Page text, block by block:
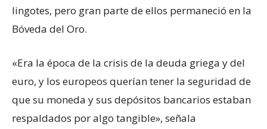
lingotes, pero gran parte de ellos permaneció en la
Bóveda del Oro.
«Era la época de la crisis de la deuda griega y del
euro, y los europeos querían tener la seguridad de
que su moneda y sus depósitos bancarios estaban
respaldados por algo tangible», señala